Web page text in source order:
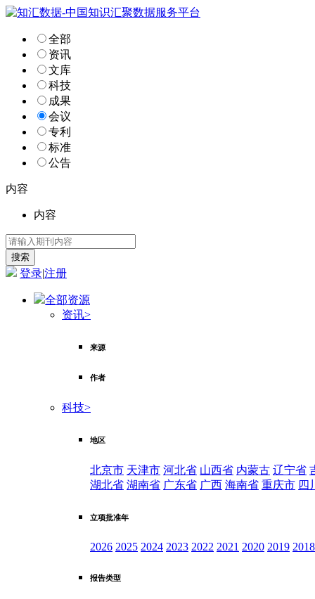
全部
资讯
文库
科技
成果
会议
专利
标准
公告
内容
内容
登录|注册
全部资源
资讯>
来源
作者
科技>
地区
北京市 天津市 河北省 山西省 内蒙古 辽宁省
湖北省 湖南省 广东省 广西 海南省 重庆市 四
立项批准年
2026 2025 2024 2023 2022 2021 2020 2019 2018
报告类型